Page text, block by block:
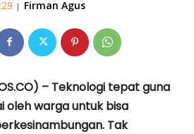
| Firman Agus
– Teknologi tepat guna
oleh warga untuk bisa
Tak